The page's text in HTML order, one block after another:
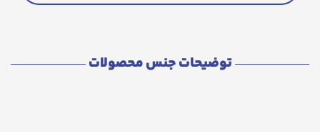
توضیحات جنس محصولات